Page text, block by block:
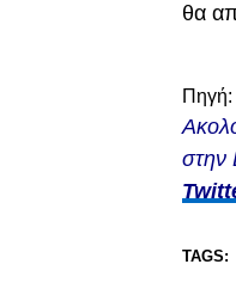
θα
στην
TAGS: